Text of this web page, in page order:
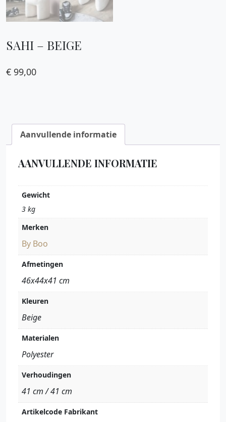
SAHI – BEIGE
€ 99,00
Aanvullende informatie
AANVULLENDE INFORMATIE
Gewicht
3 kg
Merken
By Boo
Afmetingen
46x44x41 cm
Kleuren
Beige
Materialen
Polyester
Verhoudingen
41 cm / 41 cm
Artikelcode Fabrikant